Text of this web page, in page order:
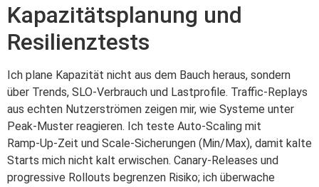
Kapazitätsplanung und
Resilienztests
Ich plane Kapazität nicht aus dem Bauch heraus, sondern
über Trends, SLO‑Verbrauch und Lastprofile. Traffic‑Replays
aus echten Nutzerströmen zeigen mir, wie Systeme unter
Peak‑Muster reagieren. Ich teste Auto‑Scaling mit
Ramp‑Up‑Zeit und Scale‑Sicherungen (Min/Max), damit kalte
Starts mich nicht kalt erwischen. Canary‑Releases und
progressive Rollouts begrenzen Risiko; ich überwache